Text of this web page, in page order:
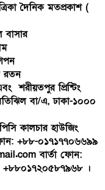
দৈনিক মতপ্রকাশ (
রতন
শরীয়তপুর প্রিন্টিং
বা/এ, ঢাকা-১০০০
কালচার হাউজিং
+৮৮-০১৭১৭৭০৬৬৯৯
বার্তা ফোন:
+৮৮০১৭২০৫৮৭৯৬৮ ।